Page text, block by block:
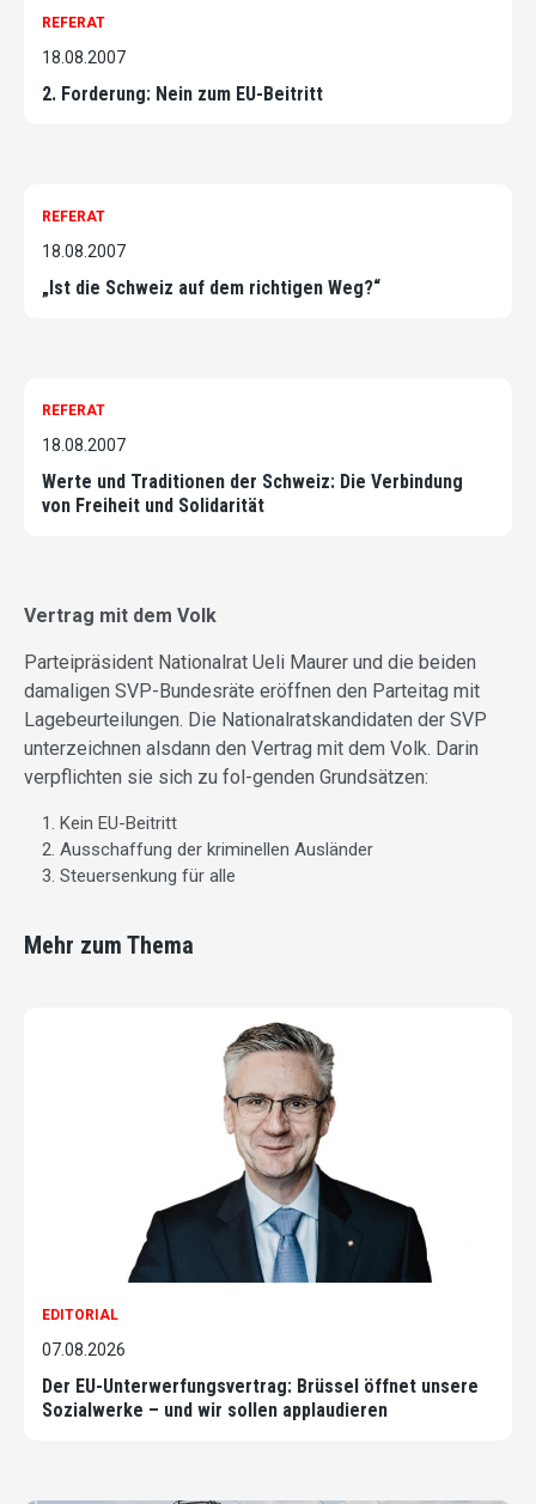
REFERAT
18.08.2007
2. Forderung: Nein zum EU-Beitritt
REFERAT
18.08.2007
„Ist die Schweiz auf dem richtigen Weg?“
REFERAT
18.08.2007
Werte und Traditionen der Schweiz: Die Verbindung
von Freiheit und Solidarität
Vertrag mit dem Volk
Parteipräsident Nationalrat Ueli Maurer und die beiden
damaligen SVP-Bundesräte eröffnen den Parteitag mit
Lagebeurteilungen. Die Nationalratskandidaten der SVP
unterzeichnen alsdann den Vertrag mit dem Volk. Darin
verpflichten sie sich zu fol-genden Grundsätzen:
Kein EU-Beitritt
Ausschaffung der kriminellen Ausländer
Steuersenkung für alle
Mehr zum Thema
EDITORIAL
07.08.2026
Der EU-Unterwerfungsvertrag: Brüssel öffnet unsere
Sozialwerke – und wir sollen applaudieren